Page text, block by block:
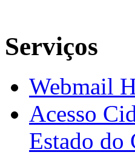
Serviços
Webmail
Acesso
Estado do